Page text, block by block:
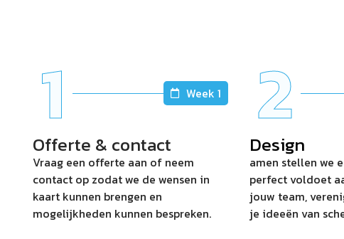
1 Week 1
Offerte & contact
Vraag een offerte aan of neem
contact op zodat we de wensen in
kaart kunnen brengen en
mogelijkheden kunnen bespreken.
2
Design
amen stellen we
perfect voldoet
jouw team,
je ideeën van